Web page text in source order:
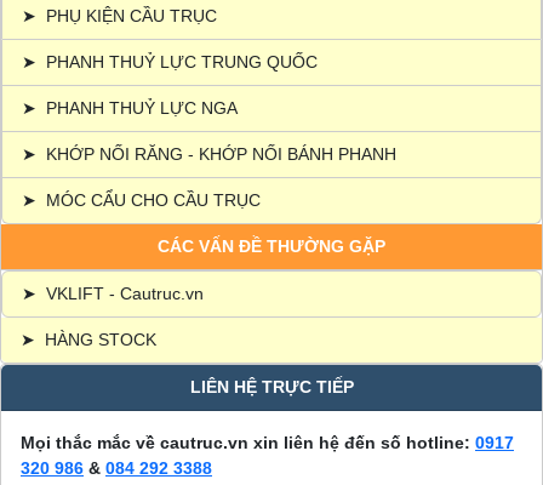
➤ PHỤ KIỆN CẦU TRỤC
➤ PHANH THUỶ LỰC TRUNG QUỐC
➤ PHANH THUỶ LỰC NGA
➤ KHỚP NỐI RĂNG - KHỚP NỐI BÁNH PHANH
➤ MÓC CẨU CHO CẦU TRỤC
CÁC VẤN ĐỀ THƯỜNG GẶP
➤ VKLIFT - Cautruc.vn
➤ HÀNG STOCK
LIÊN HỆ TRỰC TIẾP
Mọi thắc mắc về cautruc.vn xin liên hệ đến số hotline: 0917
320 986 & 084 292 3388